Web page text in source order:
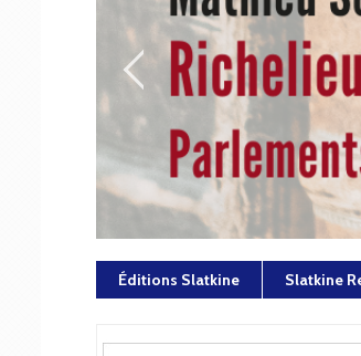
Éditions Slatkine Slatkine